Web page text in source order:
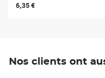
6,35 €
Nos clients ont